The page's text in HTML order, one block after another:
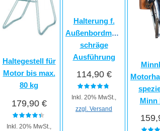
Haltegestell für
Motor bis max.
80 kg
179,90 €
Inkl. 20% MwSt.,
Halterung f.
Außenbordmotore,
schräge
Ausführung
114,90 €
Inkl. 20% MwSt.,
zzgl. Versand
Minn